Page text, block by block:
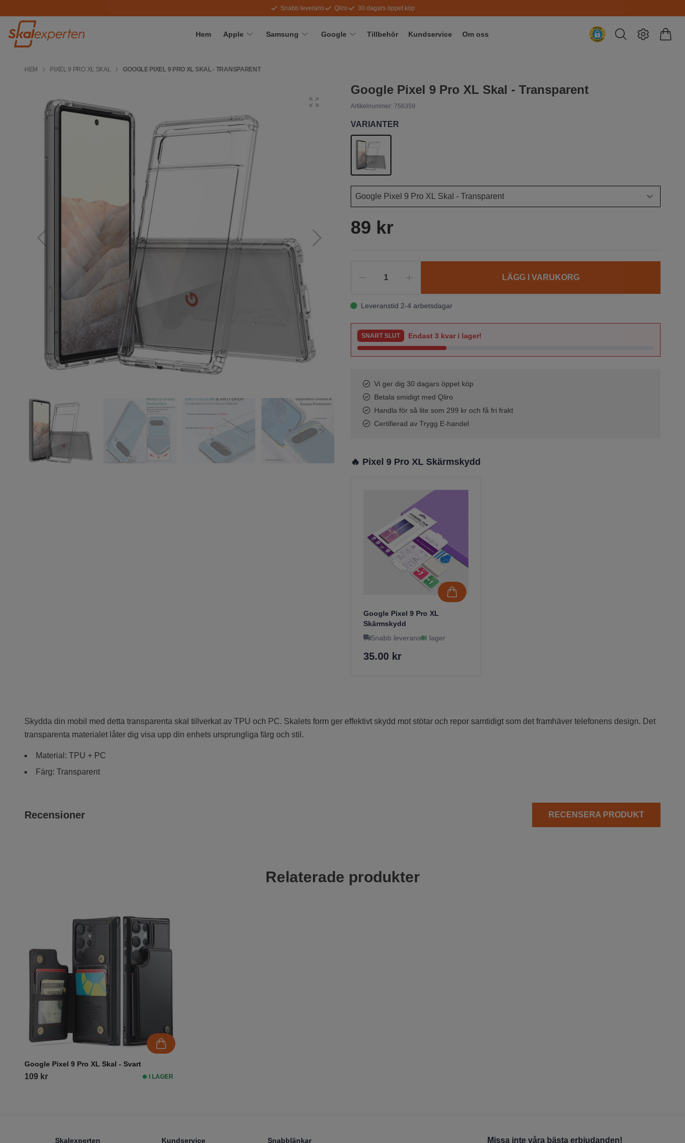
Snabb leverans Qliro 30 dagars öppet köp
Hem Apple Samsung Google Tillbehör Kundservice Om oss
HEM PIXEL 9 PRO XL SKAL GOOGLE PIXEL 9 PRO XL SKAL - TRANSPARENT
Google Pixel 9 Pro XL Skal - Transparent
Artikelnummer: 756359
VARIANTER
89 kr
LÄGG I VARUKORG
Leveranstid 2-4 arbetsdagar
SNART SLUT Endast 3 kvar i lager!
Vi ger dig 30 dagars öppet köp
Betala smidigt med Qliro
Handla för så lite som 299 kr och få fri frakt
Certifierad av Trygg E-handel
🔥 Pixel 9 Pro XL Skärmskydd
Google Pixel 9 Pro XL
Skärmskydd
Snabb leverans I lager
35.00 kr
Skydda din mobil med detta transparenta skal tillverkat av TPU och PC. Skalets form ger effektivt skydd mot stötar och repor samtidigt som det framhäver telefonens design. Det
transparenta materialet låter dig visa upp din enhets ursprungliga färg och stil.
Material: TPU + PC
Färg: Transparent
Recensioner RECENSERA PRODUKT
Relaterade produkter
Google Pixel 9 Pro XL Skal - Svart
109 kr I LAGER
Skalexperten Kundservice Snabblänkar Missa inte våra bästa erbjudanden!